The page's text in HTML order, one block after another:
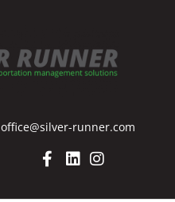
office@silver-runner.com